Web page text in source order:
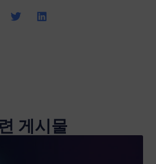
게시물